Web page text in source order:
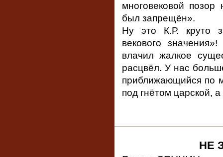
многовековой позор
был запрещён».
Ну это К.Р. круто
векового
влачил жалкое
расцвёл. У нас
приближающийся по
под гнётом царской,
НЕ